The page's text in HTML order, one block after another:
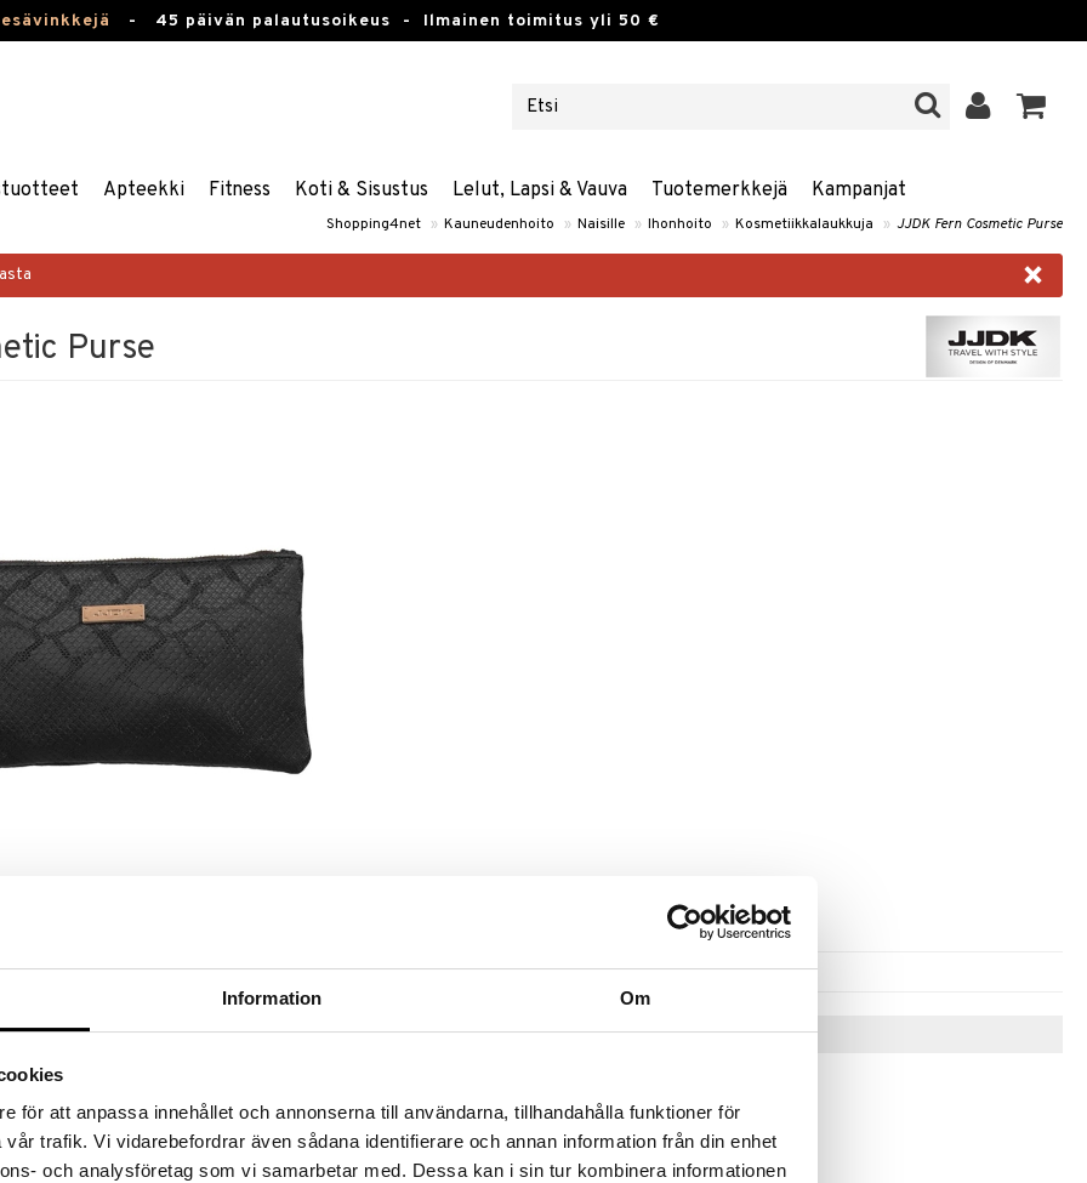
Information Om
för att anpassa innehållet och annonserna till användarna, tillhandahålla funktioner för
trafik. Vi vidarebefordrar även sådana identifierare och annan information från din enhet
och analysföretag som vi samarbetar med. Dessa kan i sin tur kombinera informationen
- 45 päivän palautusoikeus - Ilmainen toimitus yli 50 €
Apteekki Fitness Koti & Sisustus Lelut, Lapsi & Vauva Tuotemerkkejä Kampanjat
Shopping4net » Kauneudenhoito » Naisille » Ihonhoito » Kosmetiikkalaukkuja » JJDK Fern Cosmetic Purse
×
Purse
ARVOSTELU KERRO YSTÄVÄLLE
Vinkkejä sinulle